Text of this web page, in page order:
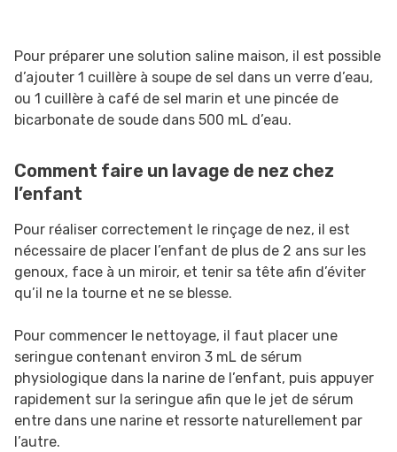
Pour préparer une solution saline maison, il est possible
d’ajouter 1 cuillère à soupe de sel dans un verre d’eau,
ou 1 cuillère à café de sel marin et une pincée de
bicarbonate de soude dans 500 mL d’eau.
Comment faire un lavage de nez chez
l’enfant
Pour réaliser correctement le rinçage de nez, il est
nécessaire de placer l’enfant de plus de 2 ans sur les
genoux, face à un miroir, et tenir sa tête afin d’éviter
qu’il ne la tourne et ne se blesse.
Pour commencer le nettoyage, il faut placer une
seringue contenant environ 3 mL de sérum
physiologique dans la narine de l’enfant, puis appuyer
rapidement sur la seringue afin que le jet de sérum
entre dans une narine et ressorte naturellement par
l’autre.